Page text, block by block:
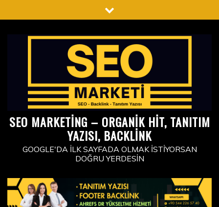
to
SEO MARKETING – ORGANIK HIT, TANITIM
YAZISI, BACKLINK
GOOGLE'DA İLK SAYFADA OLMAK İSTIYORSAN
DOĞRU YERDESIN